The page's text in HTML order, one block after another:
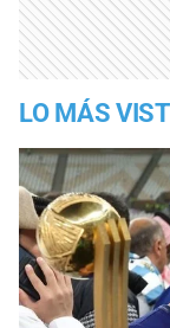
LO MÁS